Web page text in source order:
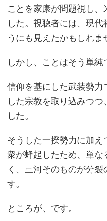
ことを家康が問題視し
した。視聴者には、現
うにも見えたかもしれま
しかし、ことはそう単純
信仰を基にした武装勢力
した宗教を取り込みつ
した。
そうした一揆勢力に加え
衆が蜂起したため、単な
く、三河そのものが分
す。
ところが、です。